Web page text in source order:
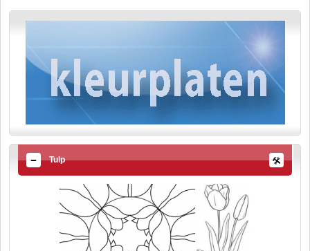
Tulp